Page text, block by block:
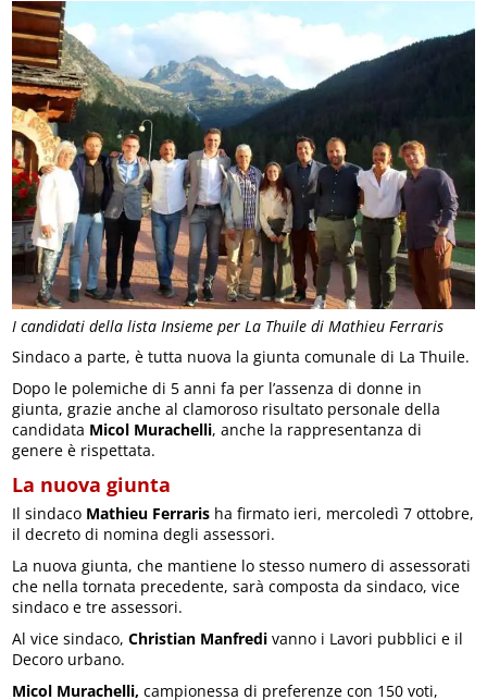
I candidati della lista Insieme per La Thuile di Mathieu Ferraris
Sindaco a parte, è tutta nuova la giunta comunale di La Thuile.
Dopo le polemiche di 5 anni fa per l’assenza di donne in
giunta, grazie anche al clamoroso risultato personale della
candidata Micol Murachelli, anche la rappresentanza di
genere è rispettata.
La nuova giunta
Il sindaco Mathieu Ferraris ha firmato ieri, mercoledì 7 ottobre,
il decreto di nomina degli assessori.
La nuova giunta, che mantiene lo stesso numero di assessorati
che nella tornata precedente, sarà composta da sindaco, vice
sindaco e tre assessori.
Al vice sindaco,Christian Manfredi vanno i Lavori pubblici e il
Decoro urbano.
Micol Murachelli, campionessa di preferenze con 150 voti,